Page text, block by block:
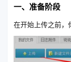
一、准备阶段
在开始上传之前，